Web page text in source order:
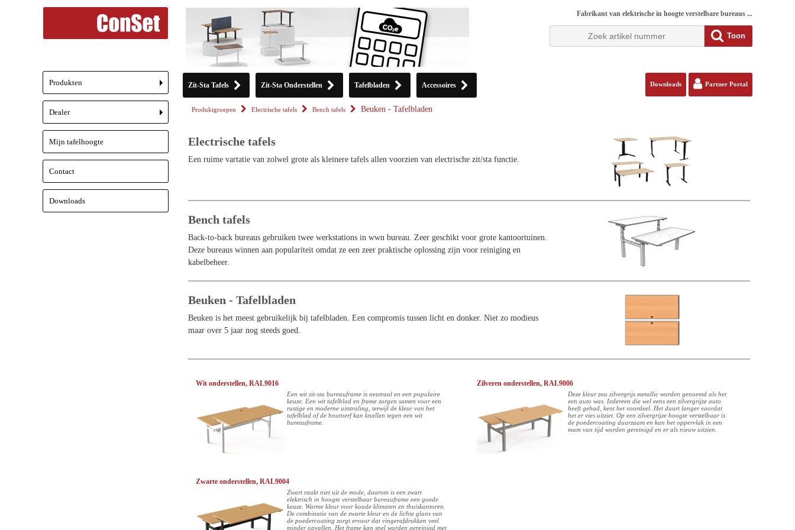
Fabrikant van elektrische in hoogte verstelbare bureaus ...
Toon
Zit-Sta Tafels Zit-Sta Onderstellen Tafelbladen Accessoires Downloads Partner Portal
Produktgroepen Electrische tafels Bench tafels Beuken - Tafelbladen
Electrische tafels
Een ruime vartatie van zolwel grote als kleinere tafels allen voorzien van electrische zit/sta functie.
Bench tafels
Back-to-back bureaus gebruiken twee werkstations in wwn bureau. Zeer geschikt voor grote kantoortuinen.
Deze bureaus winnen aan populariteit omdat ze een zeer praktische oplossing zijn voor reiniging en
kabelbeheer.
Beuken - Tafelbladen
Beuken is het meest gebruikelijk bij tafelbladen. Een compromis tussen licht en donker. Niet zo modieus
maar over 5 jaar nog steeds goed.
Wit onderstellen, RAL9016
Een wit zit-sta bureauframe is neutraal en een populaire
keuze. Een wit tafelblad en frame zorgen samen voor een
rustige en moderne uitstraling, terwijl de kleur van het
tafelblad of de houtnerf kan knallen tegen een wit
bureauframe.
Zilveren onderstellen, RAL9006
Deze kleur zou zilvergrijs metallic worden genoemd als het
een auto was. Iedereen die wel eens een zilvergrijze auto
heeft gehad, kent het voordeel. Het duurt langer voordat
het er vies uitziet. Op een zilvergrijze hoogte verstelbaar is
de poedercoating duurzaam en kan het oppervlak in een
mum van tijd worden gereinigd en er als nieuw uitzien.
Zwarte onderstellen, RAL9004
Zwart raakt niet uit de mode, daarom is een zwart
elektrisch in hoogte verstelbaar bureauframe een goede
keuze. Warme kleur voor koude klimaten en thuiskantoren.
De combinatie van de zwarte kleur en de lichte glans van
de poedercoating zorgt ervoor dat vingerafdrukken veel
minder opvallen. Het frame kan snel worden gereinigd met
+
Produkten
+
Dealer
Mijn tafelhoogte
Contact
Downloads